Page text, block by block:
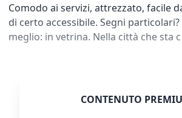
Comodo ai servizi, attrezzato, facile
di certo accessibile. Segni
meglio: in vetrina. Nella città che sta c
CONTENUTO